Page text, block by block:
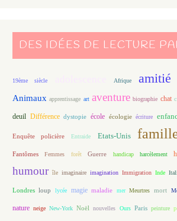
DES IDÉES DE LECTURE
19ème siècle Afrique amitié
Animaux apprentissage art aventure biographie chat
deuil Différence dystopie école écologie écriture
Enquête policière Entraide Etats-Unis
Fantômes Femmes forêt Guerre handicap harcèlement
humour île imaginaire imagination Immigration Inde
Londres loup lycée magie maladie mer Meurtres mort
nature neige New-York Noël nouvelles Ours Paris peinture